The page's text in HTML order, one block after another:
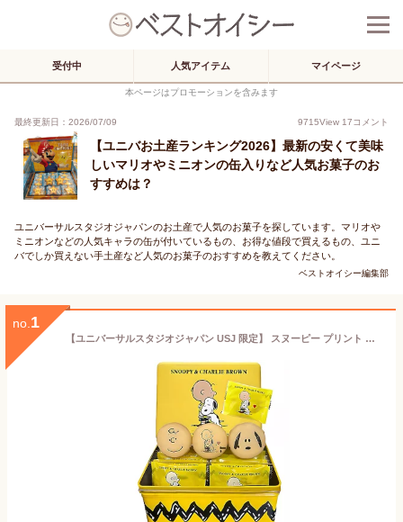
受付中 人気アイテム マイページ
本ページはプロモーションを含みます
最終更新日：2026/07/09 9715View 17コメント
【ユニバお土産ランキング2026】最新の安くて美味
しいマリオやミニオンの缶入りなど人気お菓子のお
すすめは？
ユニバーサルスタジオジャパンのお土産で人気のお菓子を探しています。マリオや
ミニオンなどの人気キャラの缶が付いているもの、お得な値段で買えるもの、ユニ
バでしか買えない手土産など人気のお菓子のおすすめを教えてください。
ベストオイシー編集部
no. 1
【ユニバーサルスタジオジャパン USJ 限定】 スヌーピー プリント クッキーCB(SN16) お土産 お菓子 ユニバ グッズ プレゼント